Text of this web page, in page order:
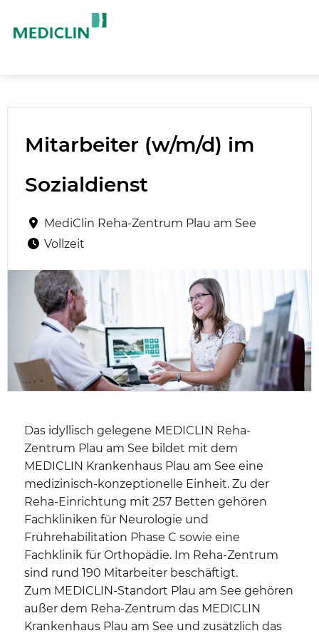
Mitarbeiter (w/m/d) im
Sozialdienst
MediClin Reha-Zentrum Plau am See
Vollzeit
Das idyllisch gelegene MEDICLIN Reha-
Zentrum Plau am See bildet mit dem
MEDICLIN Krankenhaus Plau am See eine
medizinisch-konzeptionelle Einheit. Zu der
Reha-Einrichtung mit 257 Betten gehören
Fachkliniken für Neurologie und
Frührehabilitation Phase C sowie eine
Fachklinik für Orthopädie. Im Reha-Zentrum
sind rund 190 Mitarbeiter beschäftigt.
Zum MEDICLIN-Standort Plau am See gehören
außer dem Reha-Zentrum das MEDICLIN
Krankenhaus Plau am See und zusätzlich das